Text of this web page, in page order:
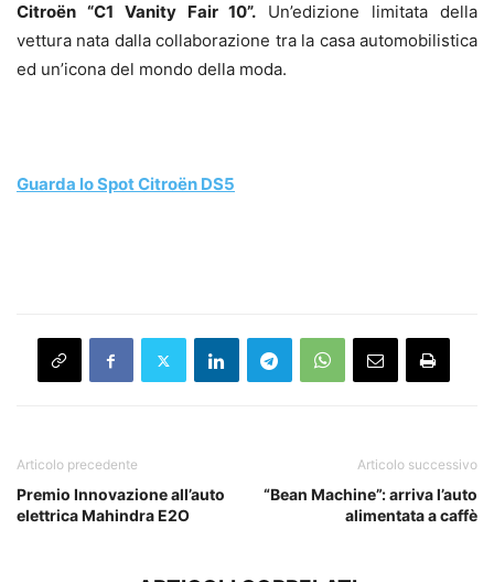
Citroën “C1 Vanity Fair 10”. Un’edizione limitata della
vettura nata dalla collaborazione tra la casa automobilistica
ed un’icona del mondo della moda.
Guarda lo Spot Citroën DS5
Articolo precedente
Premio Innovazione all’auto
elettrica Mahindra E2O
Articolo successivo
“Bean Machine”: arriva l’auto
alimentata a caffè